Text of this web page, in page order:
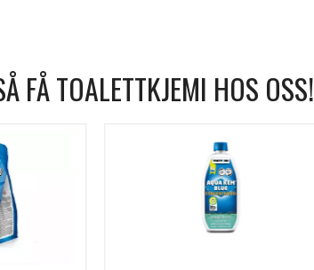
FÅ TOALETTKJEMI HOS OSS!